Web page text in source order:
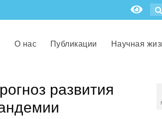
О нас Публикации Научная
развития